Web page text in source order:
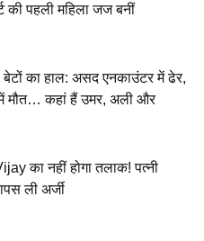
की पहली महिला जज बनीं
का हाल: असद एनकाउंटर में ढेर,
मौत… कहां हैं उमर, अली और
का नहीं होगा तलाक! पत्नी
ली अर्जी